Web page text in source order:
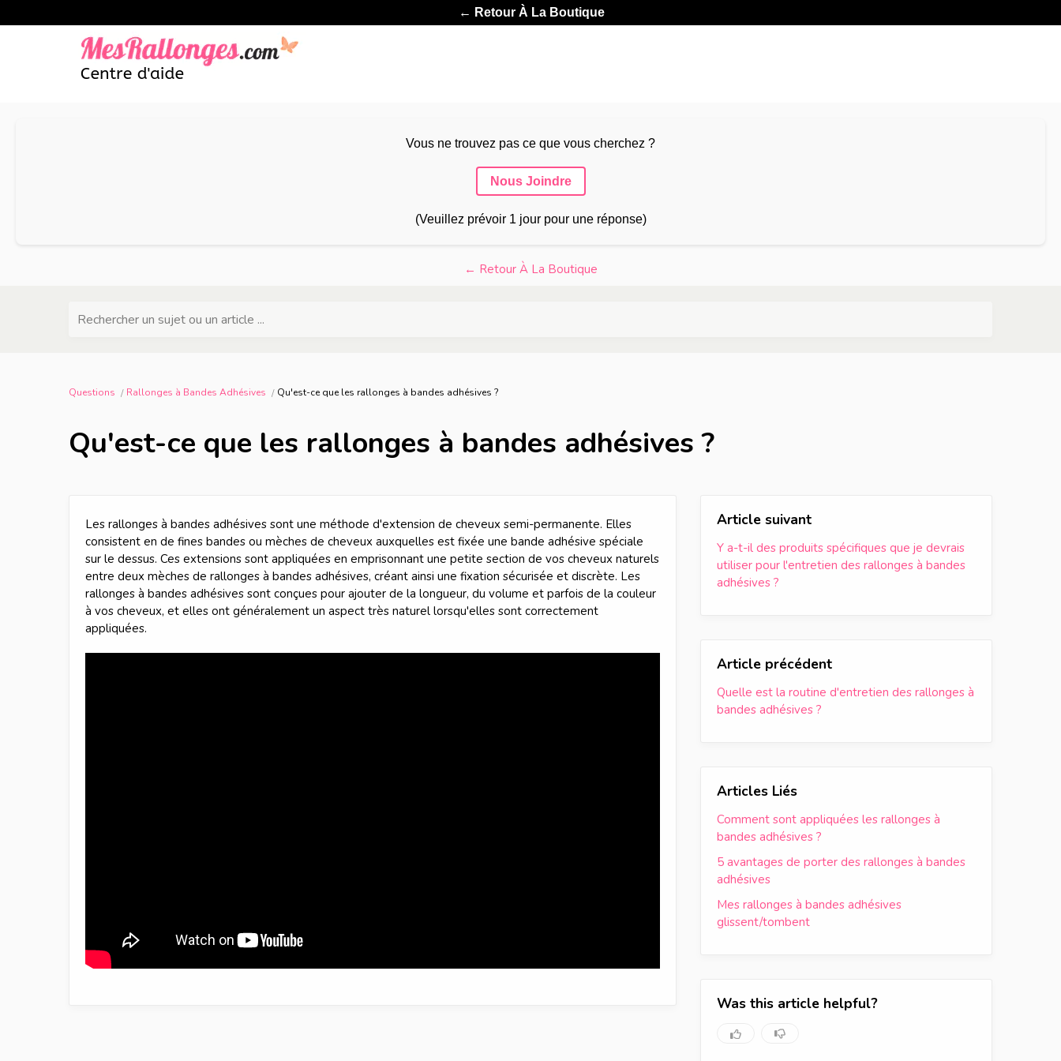
← Retour À La Boutique
Vous ne trouvez pas ce que vous cherchez ?
Nous Joindre
(Veuillez prévoir 1 jour pour une réponse)
← Retour À La Boutique
Rechercher un sujet ou un article ...
Questions Rallonges à Bandes Adhésives Qu'est-ce que les rallonges à bandes adhésives ?
Qu'est-ce que les rallonges à bandes adhésives ?
Les rallonges à bandes adhésives sont une méthode d'extension de cheveux semi-permanente. Elles
consistent en de fines bandes ou mèches de cheveux auxquelles est fixée une bande adhésive spéciale
sur le dessus. Ces extensions sont appliquées en emprisonnant une petite section de vos cheveux naturels
entre deux mèches de rallonges à bandes adhésives, créant ainsi une fixation sécurisée et discrète. Les
rallonges à bandes adhésives sont conçues pour ajouter de la longueur, du volume et parfois de la couleur
à vos cheveux, et elles ont généralement un aspect très naturel lorsqu'elles sont correctement
appliquées.
Article suivant
Y a-t-il des produits spécifiques que je devrais
utiliser pour l'entretien des rallonges à bandes
adhésives ?
Article précédent
Quelle est la routine d'entretien des rallonges à
bandes adhésives ?
Articles Liés
Comment sont appliquées les rallonges à
bandes adhésives ?
5 avantages de porter des rallonges à bandes
adhésives
Mes rallonges à bandes adhésives
glissent/tombent
Was this article helpful?